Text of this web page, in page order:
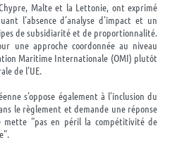
Malte et la Lettonie, ont exprimé
l’absence d’analyse d’impact et un
de subsidiarité et de proportionnalité.
une approche coordonnée au niveau
Maritime Internationale (OMI) plutôt
de l’UE.
s’oppose également à l’inclusion du
le règlement et demande une réponse
mette “pas en péril la compétitivité de